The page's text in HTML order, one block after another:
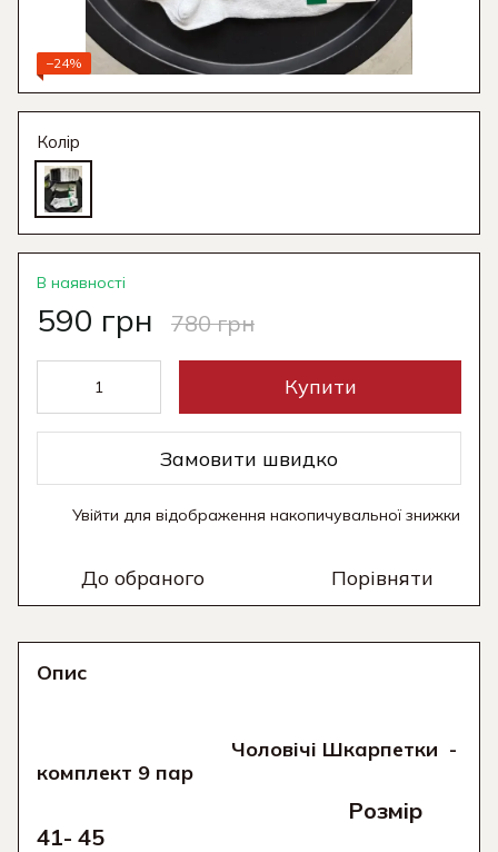
−24%
Колір
В наявності
590 грн 780 грн
Купити
Замовити швидко
Увійти для відображення накопичувальної знижки
До обраного Порівняти
Опис
Чоловічі Шкарпетки -
комплект 9 пар
Розмір
41- 45